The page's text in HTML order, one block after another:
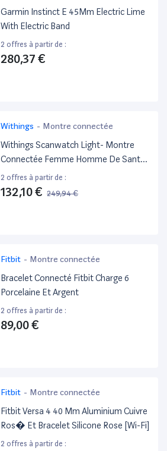
Garmin Instinct E 45Mm Electric Lime
With Electric Band
2 offres à partir de :
280,37 €
Withings - Montre connectée
Withings Scanwatch Light- Montre
Connectée Femme Homme De Santé,
Alertes De Santé Cardiovasculaire,
Cycle Menstruel, Sommeil, Activités,
2 offres à partir de :
132,10 € 249,94 €
Fitbit - Montre connectée
Bracelet Connecté Fitbit Charge 6
Porcelaine Et Argent
2 offres à partir de :
89,00 €
Fitbit - Montre connectée
Fitbit Versa 4 40 Mm Aluminium Cuivre
Ros� Et Bracelet Silicone Rose [Wi-Fi]
2 offres à partir de :